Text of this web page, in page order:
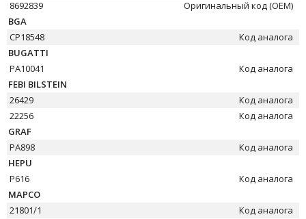
8692839
Оригинальный код (OEM)
BGA
CP18548
Код аналога
BUGATTI
PA10041
Код аналога
FEBI BILSTEIN
26429
Код аналога
22256
Код аналога
GRAF
PA898
Код аналога
HEPU
P616
Код аналога
MAPCO
21801/1
Код аналога